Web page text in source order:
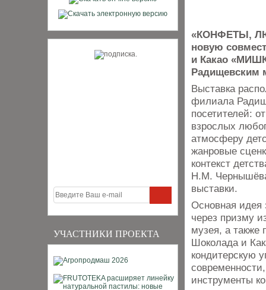
УЧАСТНИКИ ПРОЕКТА
«КОНФЕТЫ,
новую
и Какао
Радищевским
Выставка
филиала
посетителей:
взрослых
атмосферу
жанровые
контекст
Н.М.
выставки.
Основная идея
через призму
музея, а также
Шоколада и
кондитерскую
инструменты